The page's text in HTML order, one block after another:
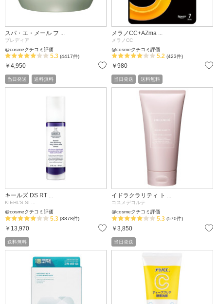
スパ・エ・メール フ ...
プレディア
@cosmeクチコミ評価
5.3 (4417件)
￥4,950 お気に入り
メラノCC+AZma ...
メラノCC
@cosmeクチコミ評価
5.2 (423件)
￥980
当日発送 送料無料
キールズ DS RT ...
KIEHL’S SI ...
@cosmeクチコミ評価
5.3 (3878件)
￥13,970 お気に入り
当日発送 送料無料
イドラクラリティ ト ...
コスメデコルテ
@cosmeクチコミ評価
5.3 (570件)
￥3,850
送料無料 当日発送